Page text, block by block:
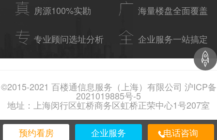
房源100%实勘 海量楼盘全面覆盖
专业顾问选址分析 企业服务一站搞定
©2015-2021 百楼通信息服务（上海）有限公司 沪ICP备
2021019885号-5
地址：上海闵行区虹桥商务区虹桥正荣中心1号207室
预约看房 企业服务 电话咨询